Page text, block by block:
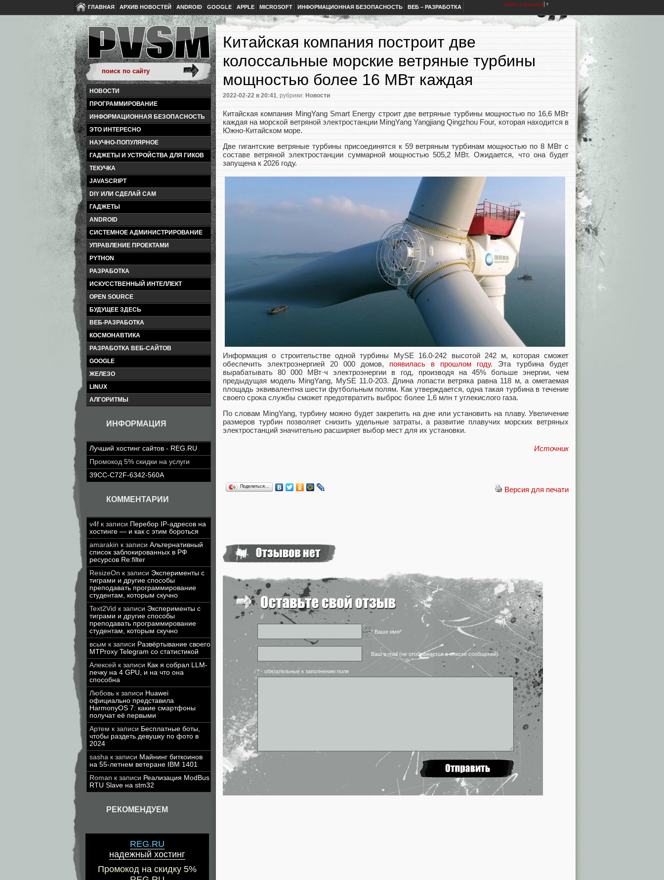
ГЛАВНАЯ АРХИВ НОВОСТЕЙ ANDROID GOOGLE APPLE MICROSOFT ИНФОРМАЦИОННАЯ БЕЗОПАСНОСТЬ ВЕБ – РАЗРАБОТКА Select Language ▼
НОВОСТИ
ПРОГРАММИРОВАНИЕ
ИНФОРМАЦИОННАЯ БЕЗОПАСНОСТЬ
ЭТО ИНТЕРЕСНО
НАУЧНО-ПОПУЛЯРНОЕ
ГАДЖЕТЫ И УСТРОЙСТВА ДЛЯ ГИКОВ
ТЕКУЧКА
JAVASCRIPT
DIY ИЛИ СДЕЛАЙ САМ
ГАДЖЕТЫ
ANDROID
СИСТЕМНОЕ АДМИНИСТРИРОВАНИЕ
УПРАВЛЕНИЕ ПРОЕКТАМИ
PYTHON
РАЗРАБОТКА
ИСКУССТВЕННЫЙ ИНТЕЛЛЕКТ
OPEN SOURCE
БУДУЩЕЕ ЗДЕСЬ
ВЕБ-РАЗРАБОТКА
КОСМОНАВТИКА
РАЗРАБОТКА ВЕБ-САЙТОВ
GOOGLE
ЖЕЛЕЗО
LINUX
АЛГОРИТМЫ
ИНФОРМАЦИЯ
Лучший хостинг сайтов - REG.RU
Промокод 5% скидки на услуги
39CC-C72F-6342-560A
КОММЕНТАРИИ
v4f к записи Перебор IP-адресов на
хостинге — и как с этим бороться
amarakin к записи Альтернативный
список заблокированных в РФ
ресурсов Re:filter
ResizeOn к записи Эксперименты с
тиграми и другие способы
преподавать программирование
студентам, которым скучно
Text2Vid к записи Эксперименты с
тиграми и другие способы
преподавать программирование
студентам, которым скучно
всым к записи Развёртывание своего
MTProxy Telegram со статистикой
Алексей к записи Как я собрал LLM-
печку на 4 GPU, и на что она
способна
Любовь к записи Huawei
официально представила
HarmonyOS 7: какие смартфоны
получат её первыми
Артем к записи Бесплатные боты,
чтобы раздеть девушку по фото в
2024
sasha к записи Майнинг биткоинов
на 55-летнем ветеране IBM 1401
Roman к записи Реализация ModBus
RTU Slave на stm32
РЕКОМЕНДУЕМ
REG.RU
надежный хостинг
Промокод на скидку 5%
Китайская компания построит две
колоссальные морские ветряные турбины
мощностью более 16 МВт каждая
2022-02-22 в 20:41, рубрики: Новости
Китайская компания MingYang Smart Energy строит две ветряные турбины мощностью по 16,6 МВт
каждая на морской ветряной электростанции MingYang Yangjiang Qingzhou Four, которая находится в
Южно-Китайском море.
Две гигантские ветряные турбины присоединятся к 59 ветряным турбинам мощностью по 8 МВт с
составе ветряной электростанции суммарной мощностью 505,2 МВт. Ожидается, что она будет
запущена к 2026 году.
Информация о строительстве одной турбины MySE 16.0-242 высотой 242 м, которая сможет
обеспечить электроэнергией 20 000 домов, появилась в прошлом году. Эта турбина будет
вырабатывать 80 000 МВт·ч электроэнергии в год, производя на 45% больше энергии, чем
предыдущая модель MingYang, MySE 11.0-203. Длина лопасти ветряка равна 118 м, а ометаемая
площадь эквивалентна шести футбольным полям. Как утверждается, одна такая турбина в течение
своего срока службы сможет предотвратить выброс более 1,6 млн т углекислого газа.
По словам MingYang, турбину можно будет закрепить на дне или установить на плаву. Увеличение
размеров турбин позволяет снизить удельные затраты, а развитие плавучих морских ветряных
электростанций значительно расширяет выбор мест для их установки.
Источник
Версия для печати
Поделиться…
* Ваше имя*
Ваш e-mail (не отображается в списке сообщений)
* - обязательные к заполнению поля